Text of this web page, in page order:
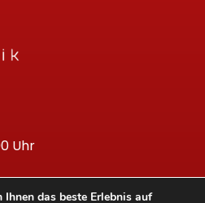
Uhr
das beste Erlebnis auf